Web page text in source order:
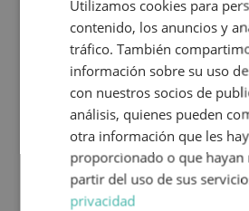
un ahorro de entre un 30 y un
autocaravana nueva.
Distribución de camas
Utilizamos cookies para
contenido, los anuncios y
tráfico. También
información sobre su uso
con nuestros socios de
análisis, quienes pueden
otra información que les
proporcionado o que hayan
partir del uso de sus
privacidad